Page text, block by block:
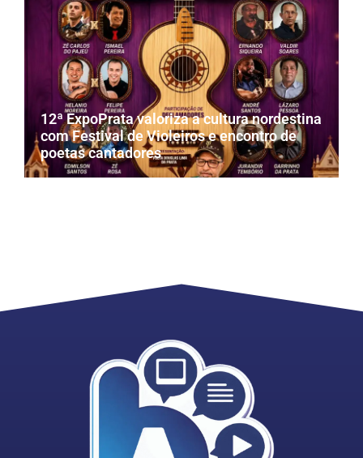
12ª ExpoPrata valoriza a cultura nordestina
com Festival de Violeiros e encontro de
poetas cantadores